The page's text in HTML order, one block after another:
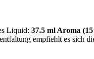
Liquid: 37.5 ml Aroma
empfiehlt es sich